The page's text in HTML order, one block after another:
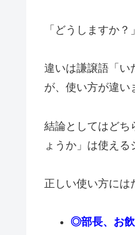
「どうしますか？
違いは謙譲語「い
が、使い方が違い
結論としてはどち
ょうか」は使える
正しい使い方には
◎部長、お飲